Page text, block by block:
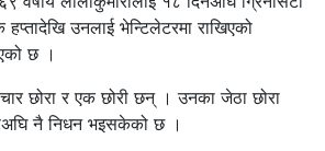
हप्तादेखि उनलाई भेन्टिलेटरमा राखिएको
छ ।
छोरा र एक छोरी छन् । उनका जेठा छोरा
नै निधन भइसकेको छ ।